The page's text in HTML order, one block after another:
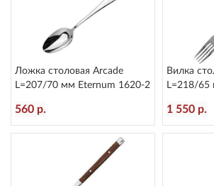
Ложка столовая Arcade
L=207/70 мм Eternum 1620-2
560 р.
Вилка
L=218/65
1 550 р.